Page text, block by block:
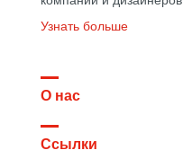
Узнать больше
О нас
Ссылки